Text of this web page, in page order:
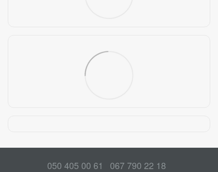
050 405 00 61 067 790 22 18